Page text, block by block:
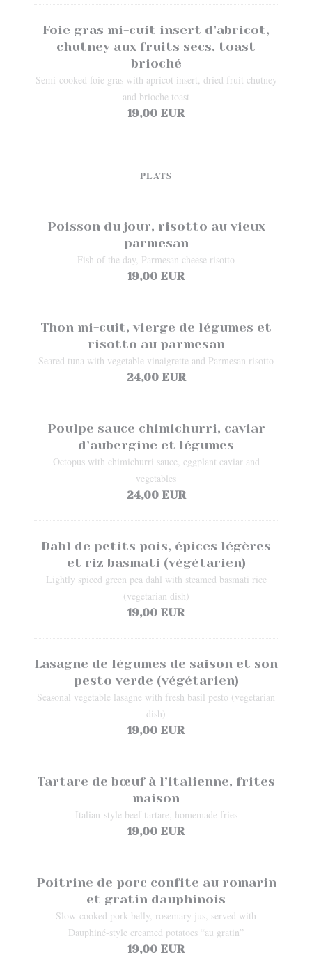
Foie gras mi-cuit insert d’abricot,
chutney aux fruits secs, toast
brioché
Semi-cooked foie gras with apricot insert, dried fruit chutney
and brioche toast
19,00 EUR
PLATS
Poisson du jour, risotto au vieux
parmesan
Fish of the day, Parmesan cheese risotto
19,00 EUR
Thon mi-cuit, vierge de légumes et
risotto au parmesan
Seared tuna with vegetable vinaigrette and Parmesan risotto
24,00 EUR
Poulpe sauce chimichurri, caviar
d’aubergine et légumes
Octopus with chimichurri sauce, eggplant caviar and
vegetables
24,00 EUR
Dahl de petits pois, épices légères
et riz basmati (végétarien)
Lightly spiced green pea dahl with steamed basmati rice
(vegetarian dish)
19,00 EUR
Lasagne de légumes de saison et son
pesto verde (végétarien)
Seasonal vegetable lasagne with fresh basil pesto (vegetarian
dish)
19,00 EUR
Tartare de bœuf à l’italienne, frites
maison
Italian-style beef tartare, homemade fries
19,00 EUR
Poitrine de porc confite au romarin
et gratin dauphinois
Slow-cooked pork belly, rosemary jus, served with
Dauphiné-style creamed potatoes “au gratin”
19,00 EUR